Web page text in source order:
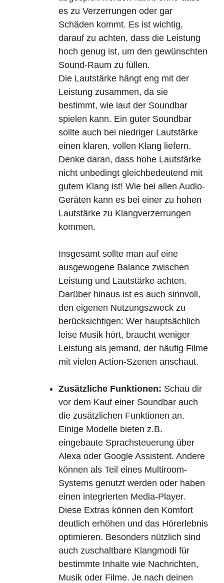
es zu Verzerrungen oder gar
Schäden kommt. Es ist wichtig,
darauf zu achten, dass die Leistung
hoch genug ist, um den gewünschten
Sound-Raum zu füllen.
Die Lautstärke hängt eng mit der
Leistung zusammen, da sie
bestimmt, wie laut der Soundbar
spielen kann. Ein guter Soundbar
sollte auch bei niedriger Lautstärke
einen klaren, vollen Klang liefern.
Denke daran, dass hohe Lautstärke
nicht unbedingt gleichbedeutend mit
gutem Klang ist! Wie bei allen Audio-
Geräten kann es bei einer zu hohen
Lautstärke zu Klangverzerrungen
kommen.
Insgesamt sollte man auf eine
ausgewogene Balance zwischen
Leistung und Lautstärke achten.
Darüber hinaus ist es auch sinnvoll,
den eigenen Nutzungszweck zu
berücksichtigen: Wer hauptsächlich
leise Musik hört, braucht weniger
Leistung als jemand, der häufig Filme
mit vielen Action-Szenen anschaut.
Zusätzliche Funktionen: Schau dir
vor dem Kauf einer Soundbar auch
die zusätzlichen Funktionen an.
Einige Modelle bieten z.B.
eingebaute Sprachsteuerung über
Alexa oder Google Assistent. Andere
können als Teil eines Multiroom-
Systems genutzt werden oder haben
einen integrierten Media-Player.
Diese Extras können den Komfort
deutlich erhöhen und das Hörerlebnis
optimieren. Besonders nützlich sind
auch zuschaltbare Klangmodi für
bestimmte Inhalte wie Nachrichten,
Musik oder Filme. Je nach deinen